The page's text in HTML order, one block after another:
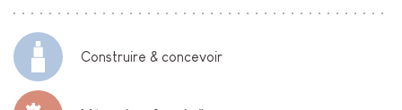
Construire & concevoir